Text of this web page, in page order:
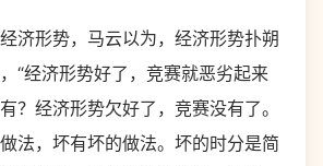
济形势，马云以为，经济形势扑朔
“经济形势好了，竞赛就恶劣起来
？经济形势欠好了，竞赛没有了。
法，坏有坏的做法。坏的时分是简